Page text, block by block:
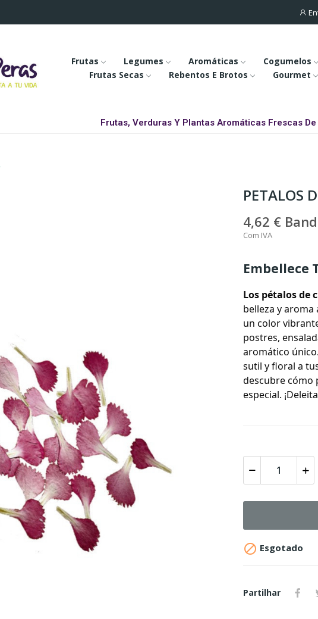
Frutas Legumes Aromáticas
Cogumelos
Frutas Secas
Rebentos E Brotos Gourmet
Frutas, Verduras Y Plantas Aromáticas Frescas
PETALOS
4,62 €
Com IVA
Embellece
Los pétalos de
belleza y
un color
postres,
aromático
sutil y floral a
descubre cómo
especial.
 Esgotado
Partilhar